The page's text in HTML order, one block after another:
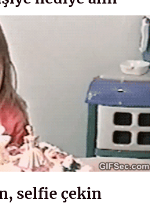
selfie çekin